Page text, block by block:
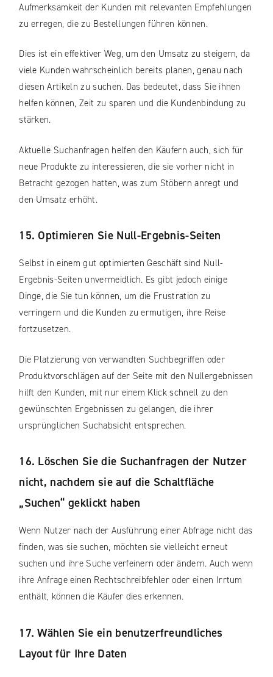
Aufmerksamkeit der Kunden mit relevanten Empfehlungen
zu erregen, die zu Bestellungen führen können.
Dies ist ein effektiver Weg, um den Umsatz zu steigern, da
viele Kunden wahrscheinlich bereits planen, genau nach
diesen Artikeln zu suchen. Das bedeutet, dass Sie ihnen
helfen können, Zeit zu sparen und die Kundenbindung zu
stärken.
Aktuelle Suchanfragen helfen den Käufern auch, sich für
neue Produkte zu interessieren, die sie vorher nicht in
Betracht gezogen hatten, was zum Stöbern anregt und
den Umsatz erhöht.
15. Optimieren Sie Null-Ergebnis-Seiten
Selbst in einem gut optimierten Geschäft sind Null-
Ergebnis-Seiten unvermeidlich. Es gibt jedoch einige
Dinge, die Sie tun können, um die Frustration zu
verringern und die Kunden zu ermutigen, ihre Reise
fortzusetzen.
Die Platzierung von verwandten Suchbegriffen oder
Produktvorschlägen auf der Seite mit den Nullergebnissen
hilft den Kunden, mit nur einem Klick schnell zu den
gewünschten Ergebnissen zu gelangen, die ihrer
ursprünglichen Suchabsicht entsprechen.
16. Löschen Sie die Suchanfragen der Nutzer
nicht, nachdem sie auf die Schaltfläche
„Suchen“ geklickt haben
Wenn Nutzer nach der Ausführung einer Abfrage nicht das
finden, was sie suchen, möchten sie vielleicht erneut
suchen und ihre Suche verfeinern oder ändern. Auch wenn
ihre Anfrage einen Rechtschreibfehler oder einen Irrtum
enthält, können die Käufer dies erkennen.
17. Wählen Sie ein benutzerfreundliches
Layout für Ihre Daten